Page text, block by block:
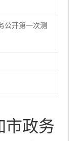
公开第一次测
市政务